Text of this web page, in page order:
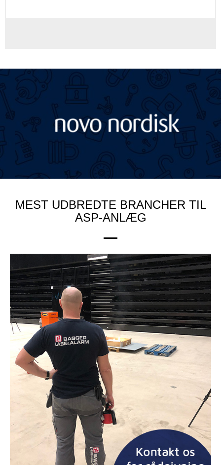
MEST UDBREDTE BRANCHER TIL
ASP-ANLÆG